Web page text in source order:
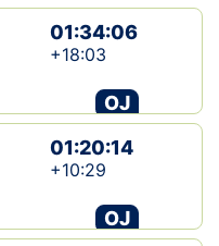
01:34:06
+18:03
OJ
01:20:14
+10:29
OJ